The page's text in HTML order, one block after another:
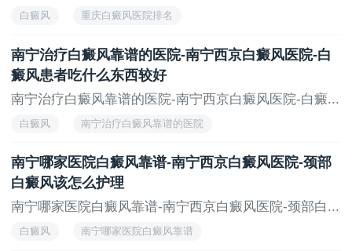
白癜风 重庆白癜风医院排名
南宁治疗白癜风靠谱的医院-南宁西京白癜风医院-白
癜风患者吃什么东西较好
南宁治疗白癜风靠谱的医院-南宁西京白癜风医院-白癜...
白癜风 南宁治疗白癜风靠谱的医院
南宁哪家医院白癜风靠谱-南宁西京白癜风医院-颈部
白癜风该怎么护理
南宁哪家医院白癜风靠谱-南宁西京白癜风医院-颈部白...
白癜风 南宁哪家医院白癜风靠谱